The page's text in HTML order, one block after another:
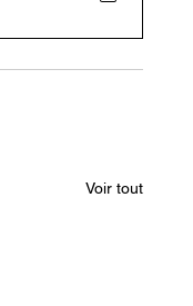
Voir tout